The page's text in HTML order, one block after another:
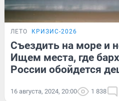
ЛЕТО КРИЗИС-2026
Съездить на море и
Ищем места, где
России обойдется
16 августа, 2024, 20:00 1 838